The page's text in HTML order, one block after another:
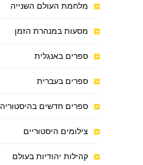
מלחמת העולם השנייה
מסעות במנהרת הזמן
ספרים באנגלית
ספרים בעברית
ספרים חדשים בהיסטוריה
צילומים היסטוריים
קהילות יהודיות בעולם